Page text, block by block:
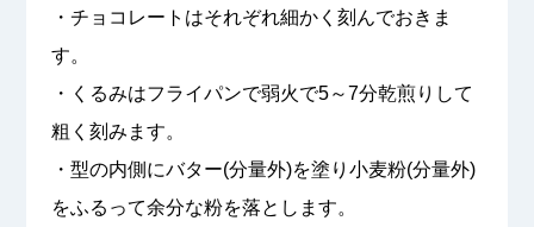
・チョコレートはそれぞれ細かく刻んでおきま
す。
・くるみはフライパンで弱火で5～7分乾煎りして
粗く刻みます。
・型の内側にバター(分量外)を塗り小麦粉(分量外)
をふるって余分な粉を落とします。